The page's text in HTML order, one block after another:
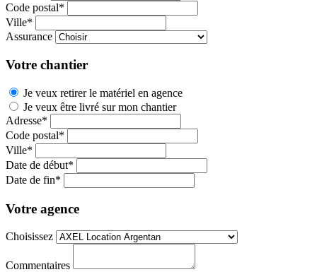
Code postal*
Ville*
Assurance
Votre chantier
Je veux retirer le matériel en agence
Je veux être livré sur mon chantier
Adresse*
Code postal*
Ville*
Date de début*
Date de fin*
Votre agence
Choisissez
Commentaires